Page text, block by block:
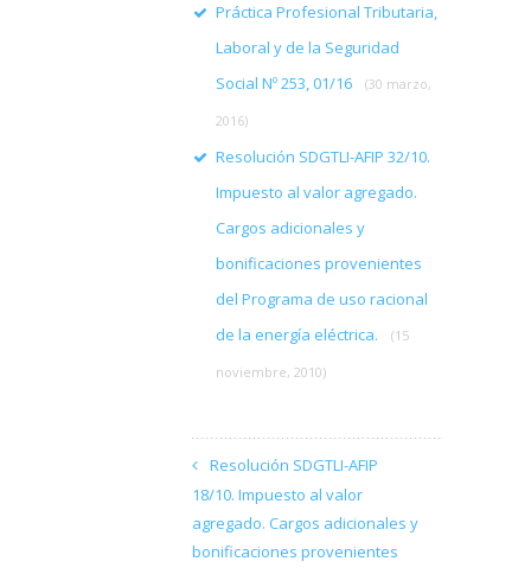
Práctica Profesional Tributaria,
Laboral y de la Seguridad
Social Nº 253, 01/16
(30 marzo,
2016)
Resolución SDGTLI-AFIP 32/10.
Impuesto al valor agregado.
Cargos adicionales y
bonificaciones provenientes
del Programa de uso racional
de la energía eléctrica.
(15
noviembre, 2010)
Resolución SDGTLI-AFIP
18/10. Impuesto al valor
agregado. Cargos adicionales y
bonificaciones provenientes